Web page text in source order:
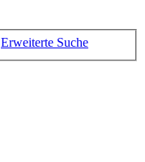
Erweiterte Suche